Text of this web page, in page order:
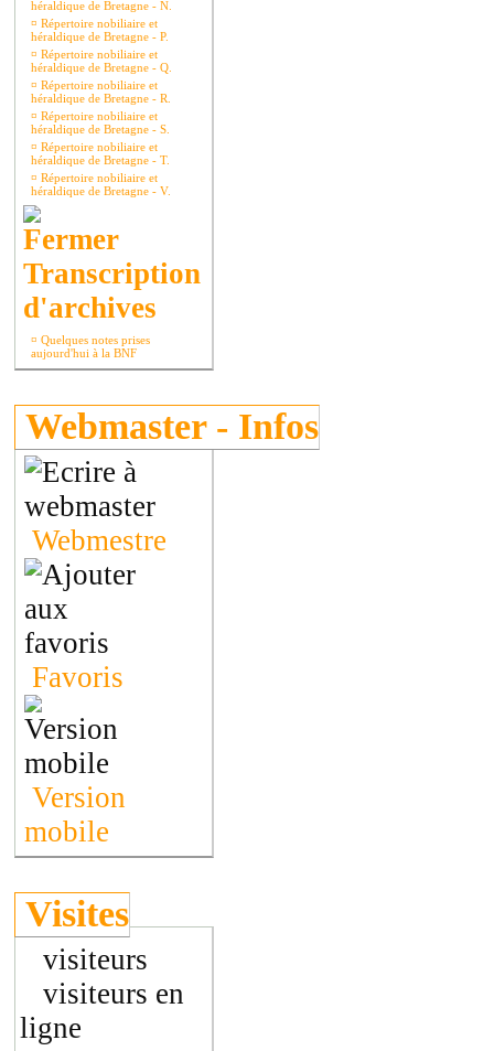
héraldique de Bretagne - N.
¤ Répertoire nobiliaire et
héraldique de Bretagne - P.
¤ Répertoire nobiliaire et
héraldique de Bretagne - Q.
¤ Répertoire nobiliaire et
héraldique de Bretagne - R.
¤ Répertoire nobiliaire et
héraldique de Bretagne - S.
¤ Répertoire nobiliaire et
héraldique de Bretagne - T.
¤ Répertoire nobiliaire et
héraldique de Bretagne - V.
Transcription
d'archives
¤ Quelques notes prises
aujourd'hui à la BNF
Webmaster - Infos
Webmestre
Favoris
Version
mobile
Visites
visiteurs
visiteurs en
ligne